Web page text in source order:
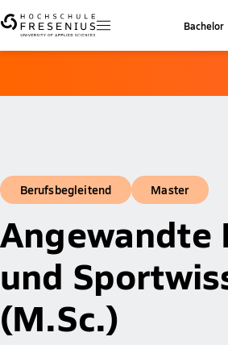
Bachelor
Berufsbegleitend Master
Angewandte
und
(M.Sc.)